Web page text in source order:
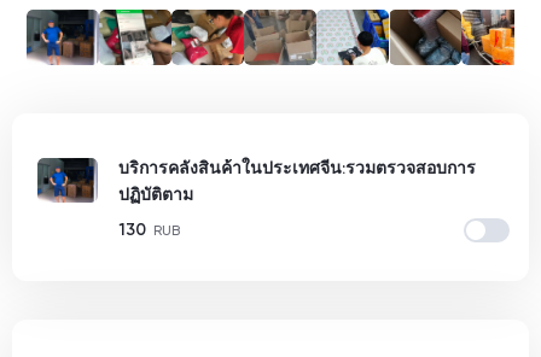
บริการคลังสินค้าในประเทศจีน:รวมตรวจสอบการ
ปฏิบัติตาม
130 RUB